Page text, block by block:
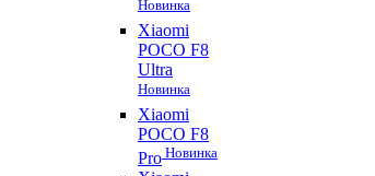
Новинка
Xiaomi
POCO F8
Ultra
Новинка
Xiaomi
POCO F8
Pro Новинка